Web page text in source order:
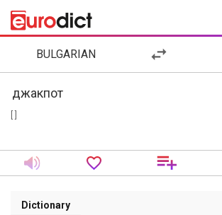
BULGARIAN
Dictionary